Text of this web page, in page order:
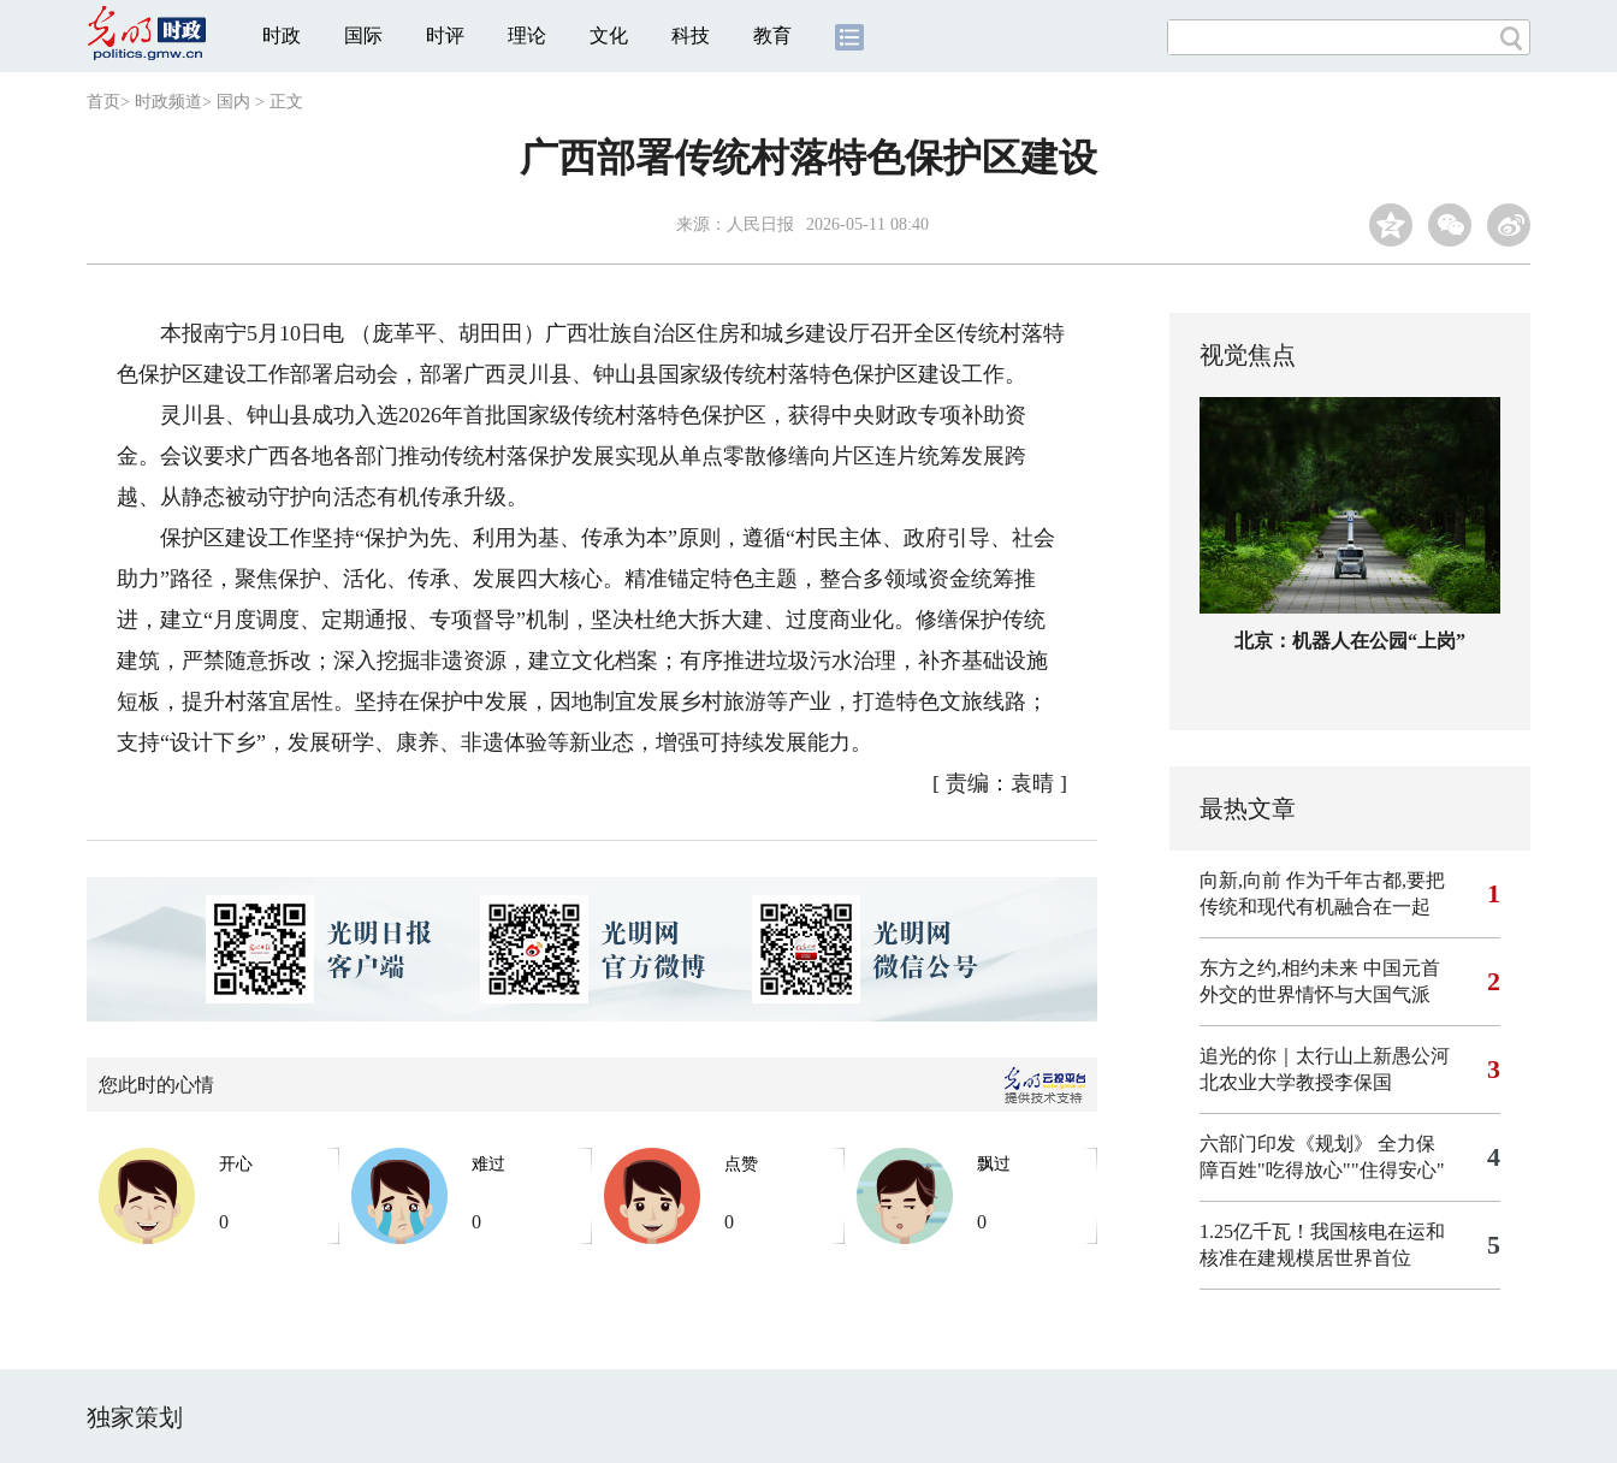
时政 国际 时评 理论 文化 科技 教育
首页 > 时政频道> 国内 > 正文
广西部署传统村落特色保护区建设
来源： 人民日报 2026-05-11 08:40
本报南宁5月10日电 （庞革平、胡田田）广西壮族自治区住房和城乡建设厅召开全区传统村落特
色保护区建设工作部署启动会，部署广西灵川县、钟山县国家级传统村落特色保护区建设工作。
灵川县、钟山县成功入选2026年首批国家级传统村落特色保护区，获得中央财政专项补助资
金。会议要求广西各地各部门推动传统村落保护发展实现从单点零散修缮向片区连片统筹发展跨
越、从静态被动守护向活态有机传承升级。
保护区建设工作坚持“保护为先、利用为基、传承为本”原则，遵循“村民主体、政府引导、社会
助力”路径，聚焦保护、活化、传承、发展四大核心。精准锚定特色主题，整合多领域资金统筹推
进，建立“月度调度、定期通报、专项督导”机制，坚决杜绝大拆大建、过度商业化。修缮保护传统
建筑，严禁随意拆改；深入挖掘非遗资源，建立文化档案；有序推进垃圾污水治理，补齐基础设施
短板，提升村落宜居性。坚持在保护中发展，因地制宜发展乡村旅游等产业，打造特色文旅线路；
支持“设计下乡”，发展研学、康养、非遗体验等新业态，增强可持续发展能力。
[ 责编：袁晴 ]
您此时的心情
开心
0
难过
0
点赞
0
飘过
0
视觉焦点
北京：机器人在公园“上岗”
最热文章
向新,向前 作为千年古都,要把
传统和现代有机融合在一起
1
东方之约,相约未来 中国元首
外交的世界情怀与大国气派
2
追光的你｜太行山上新愚公河
北农业大学教授李保国
3
六部门印发《规划》 全力保
障百姓"吃得放心""住得安心"
4
1.25亿千瓦！我国核电在运和
核准在建规模居世界首位
5
独家策划